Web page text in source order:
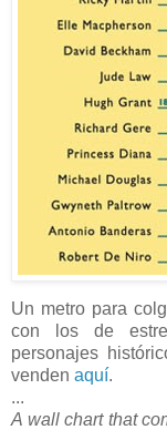
Un metro para
con los de
personajes
venden aquí.
...
A wall chart that